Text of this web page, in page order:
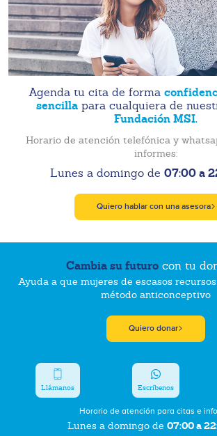
Agenda tu cita de forma
sencilla para cualquiera de
Fundación MSI.
Horario de atención telefónica y
informes:
Lunes a domingo de 07:00 a
Quiero hablar con una asesora
Cambia su futurocon tu
Ayuda a que mujeres de escasos
método anticonceptivo
Quiero donar
Horario de atención para citas e
Lunes a domingo de 07:00 a
Llámanos Escríbenos